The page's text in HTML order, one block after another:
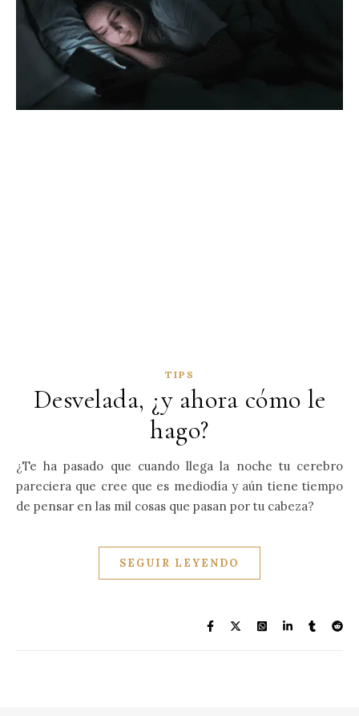
TIPS
Desvelada, ¿y ahora cómo le
hago?
¿Te ha pasado que cuando llega la noche tu cerebro
pareciera que cree que es mediodía y aún tiene tiempo
de pensar en las mil cosas que pasan por tu cabeza?
SEGUIR LEYENDO